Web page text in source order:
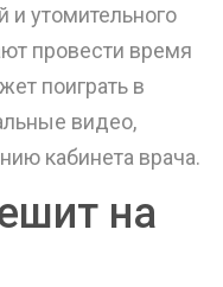
утомительного
провести время
поиграть в
видео,
кабинета врача.
на